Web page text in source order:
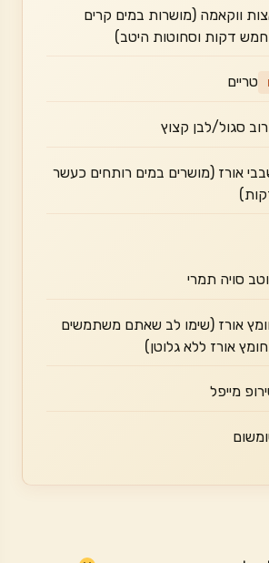
ווקאמה (מושרות במים קרים
דקות וסחוטות היטב)
טריים
סגול/לבן קצוץ
אורז (מושרים במים רותחים כעשר
סויה תמרי
אורז (שימו לב שאתם משתמשים
אורז ללא גלוטן)
מייפל